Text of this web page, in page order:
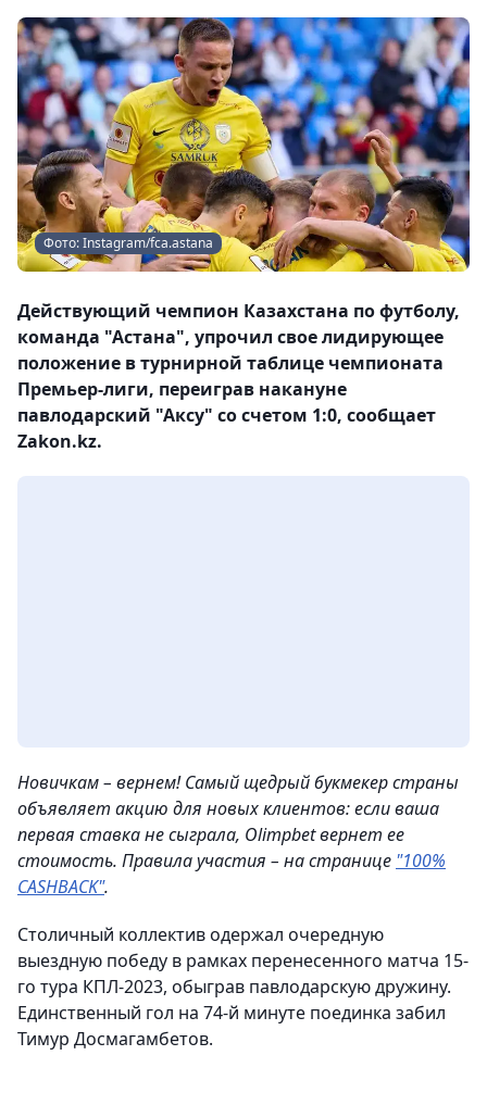
Фото: Instagram/fca.astana
Действующий чемпион Казахстана по футболу,
команда "Астана", упрочил свое лидирующее
положение в турнирной таблице чемпионата
Премьер-лиги, переиграв накануне
павлодарский "Аксу" со счетом 1:0, сообщает
Zakon.kz.
Новичкам – вернем! Самый щедрый букмекер страны
объявляет акцию для новых клиентов: если ваша
первая ставка не сыграла, Olimpbet вернет ее
стоимость. Правила участия – на странице "100%
CASHBACK".
Столичный коллектив одержал очередную
выездную победу в рамках перенесенного матча 15-
го тура КПЛ-2023, обыграв павлодарскую дружину.
Единственный гол на 74-й минуте поединка забил
Тимур Досмагамбетов.